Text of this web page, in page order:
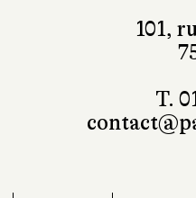
101,
T.